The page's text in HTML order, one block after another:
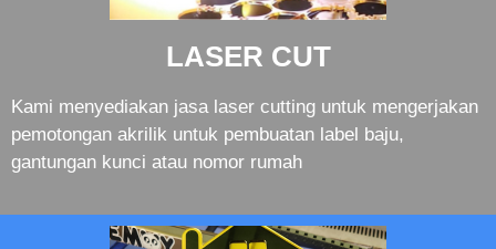
LASER CUT
Kami menyediakan jasa laser cutting untuk mengerjakan
pemotongan akrilik untuk pembuatan label baju,
gantungan kunci atau nomor rumah